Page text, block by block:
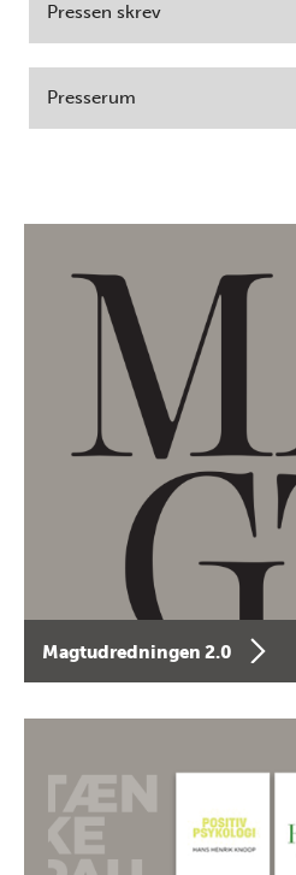
Pressen skrev
Presserum
Magtudredningen 2.0